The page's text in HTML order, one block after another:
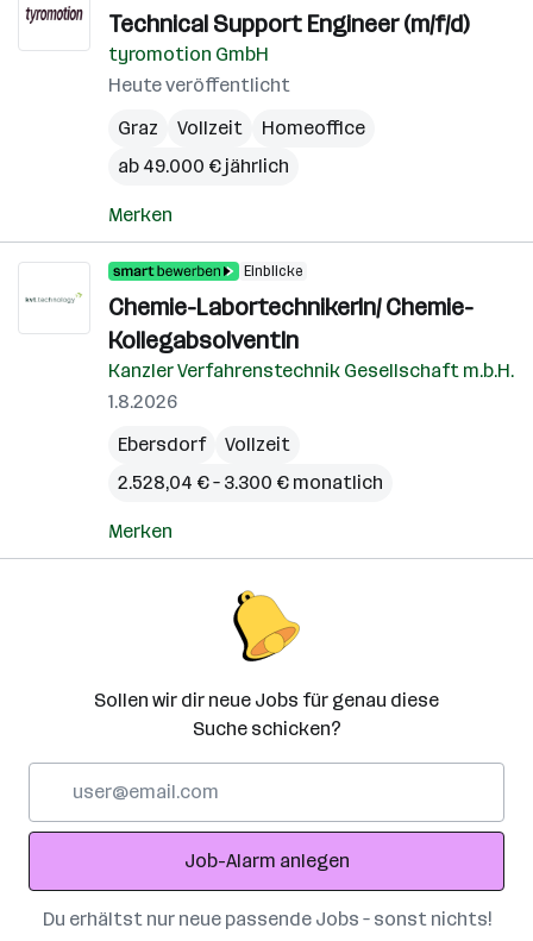
Technical Support Engineer (m/f/d)
tyromotion GmbH
Heute veröffentlicht
Graz
Vollzeit
Homeoffice
ab 49.000 € jährlich
Merken
Einblicke
Chemie-LabortechnikerIn/ Chemie-
KollegabsolventIn
Kanzler Verfahrenstechnik Gesellschaft m.b.H.
1.8.2026
Ebersdorf
Vollzeit
2.528,04 € – 3.300 € monatlich
Merken
Sollen wir dir neue Jobs für genau diese
Suche schicken?
Adresse
Job-Alarm anlegen
Du erhältst nur neue passende Jobs – sonst nichts!